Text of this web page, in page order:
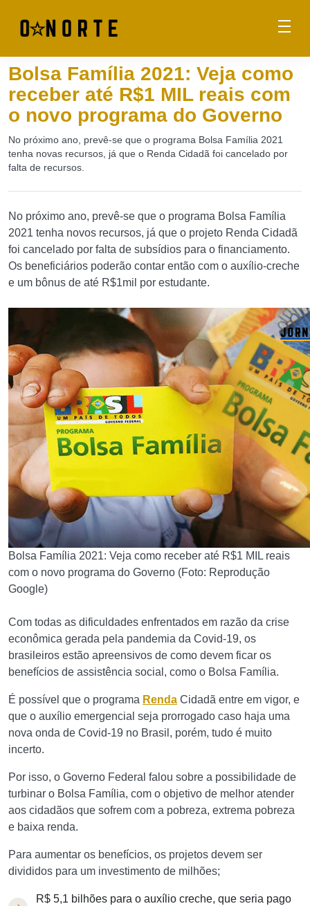
Bolsa Família 2021: Veja como
receber até R$1 MIL reais com
o novo programa do Governo
No próximo ano, prevê-se que o programa Bolsa Família 2021
tenha novas recursos, já que o Renda Cidadã foi cancelado por
falta de recursos.
No próximo ano, prevê-se que o programa Bolsa Família
2021 tenha novos recursos, já que o projeto Renda Cidadã
foi cancelado por falta de subsídios para o financiamento.
Os beneficiários poderão contar então com o auxílio-creche
e um bônus de até R$1mil por estudante.
Bolsa Família 2021: Veja como receber até R$1 MIL reais
com o novo programa do Governo (Foto: Reprodução
Google)
Com todas as dificuldades enfrentados em razão da crise
econômica gerada pela pandemia da Covid-19, os
brasileiros estão apreensivos de como devem ficar os
benefícios de assistência social, como o Bolsa Família.
É possível que o programa Renda Cidadã entre em vigor, e
que o auxílio emergencial seja prorrogado caso haja uma
nova onda de Covid-19 no Brasil, porém, tudo é muito
incerto.
Por isso, o Governo Federal falou sobre a possibilidade de
turbinar o Bolsa Família, com o objetivo de melhor atender
aos cidadãos que sofrem com a pobreza, extrema pobreza
e baixa renda.
Para aumentar os benefícios, os projetos devem ser
divididos para um investimento de milhões;
R$ 5,1 bilhões para o auxílio creche, que seria pago